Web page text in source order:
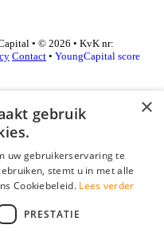
• © 2026 • KvK nr:
Contact • YoungCapital score
×
gebruik
uw gebruikerservaring te
stemt u in met alle
Cookiebeleid. Lees verder
PRESTATIE